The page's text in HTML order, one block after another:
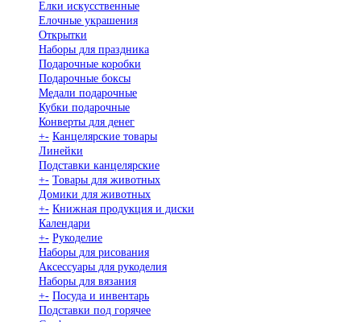
Елки искусственные
Елочные украшения
Открытки
Наборы для праздника
Подарочные коробки
Подарочные боксы
Медали подарочные
Кубки подарочные
Конверты для денег
+- Канцелярские товары
Линейки
Подставки канцелярские
+- Товары для животных
Домики для животных
+- Книжная продукция и диски
Календари
+- Рукоделие
Наборы для рисования
Аксессуары для рукоделия
Наборы для вязания
+- Посуда и инвентарь
Подставки под горячее